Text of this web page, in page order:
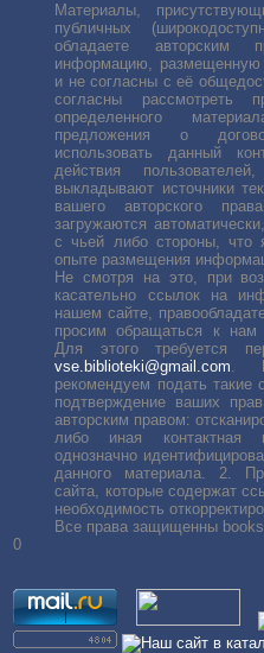
Материалы,
публичных
обладаете
информацию, размещенную
и не согласны с её
согласны рассмотреть
определенного
предложения о
использовать данный
действия
выкладывают источники
вашего авторского
загружаются
с чьей либо стороны, что
опыте размещения
Не смотря на это, при
касательно ссылок на
нашем сайте,
просим обращаться к
Для этого требуется
vse.biblioteki@gmail.com. В
рекомендуем подать такие
подтверждение ваших
авторским правом:
либо иная контактная
однозначно
данного материала. 2.
сайта, которые содержат
необходимость
Все права защищенны
0